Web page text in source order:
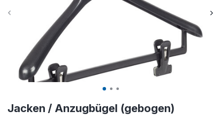
Jacken / Anzugbügel (gebogen)